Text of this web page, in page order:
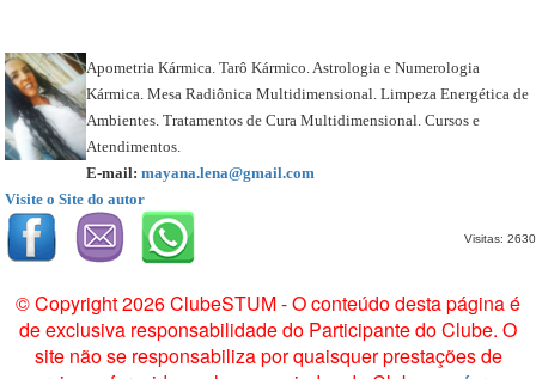
Apometria Kármica. Tarô Kármico. Astrologia e Numerologia
Kármica. Mesa Radiônica Multidimensional. Limpeza Energética de
Ambientes. Tratamentos de Cura Multidimensional. Cursos e
Atendimentos.
E-mail: mayana.lena@gmail.com
Visite o Site do autor
Visitas: 2630
© Copyright 2026 ClubeSTUM - O conteúdo desta página é
de exclusiva responsabilidade do Participante do Clube. O
site não se responsabiliza por quaisquer prestações de